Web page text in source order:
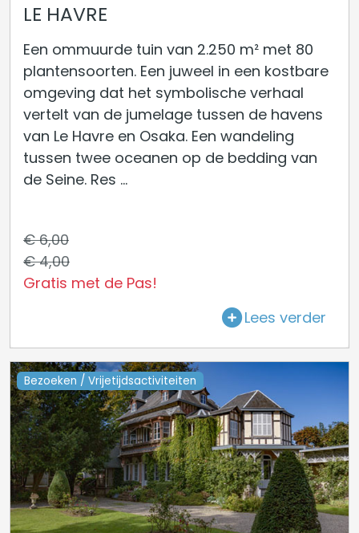
LE HAVRE
Een ommuurde tuin van 2.250 m² met 80
plantensoorten. Een juweel in een kostbare
omgeving dat het symbolische verhaal
vertelt van de jumelage tussen de havens
van Le Havre en Osaka. Een wandeling
tussen twee oceanen op de bedding van
de Seine. Res ...
€ 6,00
€ 4,00
Gratis met de Pas!
Lees verder
Bezoeken / Vrijetijdsactiviteiten